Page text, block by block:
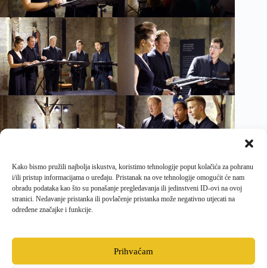
Kako bismo pružili najbolja iskustva, koristimo tehnologije poput kolačića za pohranu
i/ili pristup informacijama o uređaju. Pristanak na ove tehnologije omogućit će nam
obradu podataka kao što su ponašanje pregledavanja ili jedinstveni ID-ovi na ovoj
stranici. Nedavanje pristanka ili povlačenje pristanka može negativno utjecati na
određene značajke i funkcije.
Prihvaćam